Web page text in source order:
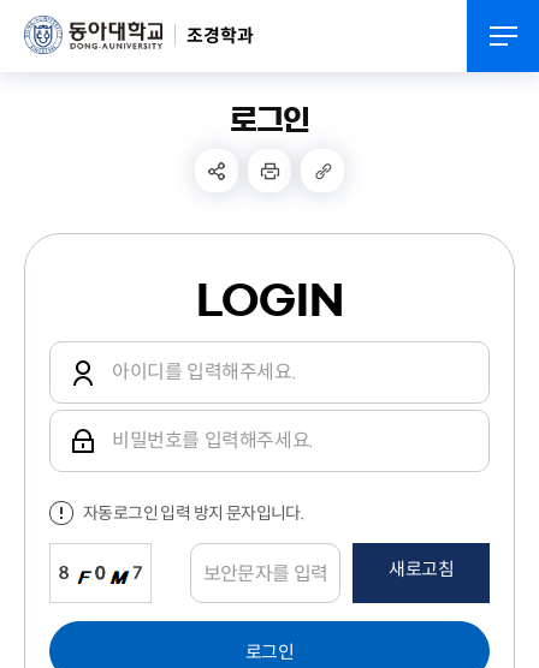
조경학과
로그인
LOGIN
자동로그인 입력 방지 문자입니다.
새로고침
로그인